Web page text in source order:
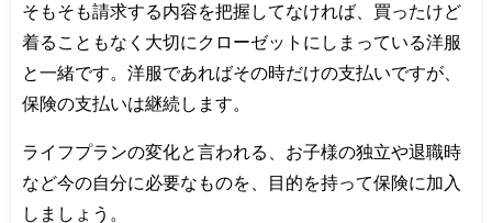
そもそも請求する内容を把握してなければ、買ったけど
着ることもなく大切にクローゼットにしまっている洋服
と一緒です。洋服であればその時だけの支払いですが、
保険の支払いは継続します。
ライフプランの変化と言われる、お子様の独立や退職時
など今の自分に必要なものを、目的を持って保険に加入
しましょう。